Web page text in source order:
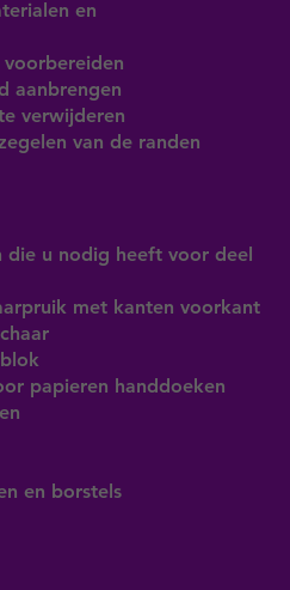
en
voorbereiden
aanbrengen
verwijderen
van de randen
die u nodig heeft voor deel
met kanten voorkant
papieren handdoeken
en borstels